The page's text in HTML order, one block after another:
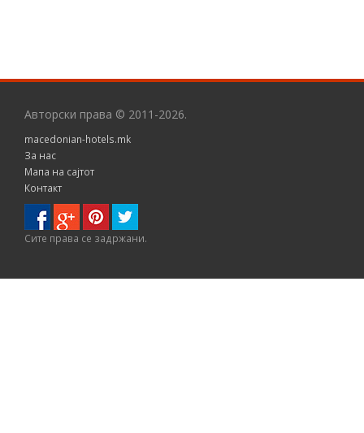
Авторски права © 2011-2026.
macedonian-hotels.mk
За нас
Мапа на сајтот
Контакт
Сите правa се задржани.